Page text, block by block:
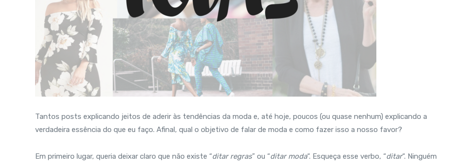
Tantos posts explicando jeitos de aderir às tendências da moda e, até hoje, poucos (ou quase nenhum) explicando a
verdadeira essência do que eu faço. Afinal, qual o objetivo de falar de moda e como fazer isso a nosso favor?
Em primeiro lugar, queria deixar claro que não existe “ditar regras” ou “ditar moda“. Esqueça esse verbo, “ditar“. Ninguém